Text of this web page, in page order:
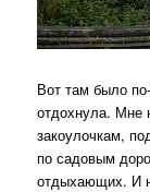
Вот там было
отдохнула. Мне
закоулочкам,
по садовым
отдыхающих. И